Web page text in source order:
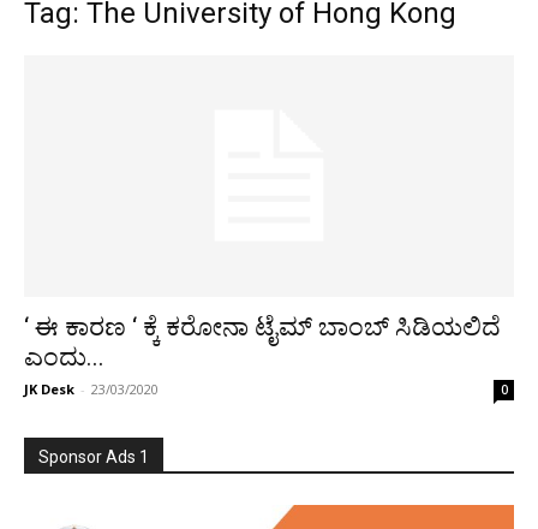
Tag: The University of Hong Kong
‘ ಈ ಕಾರಣ ‘ ಕ್ಕೆ ಕರೋನಾ ಟೈಮ್ ಬಾಂಬ್ ಸಿಡಿಯಲಿದೆ
ಎಂದು...
JK Desk - 23/03/2020 0
Sponsor Ads 1